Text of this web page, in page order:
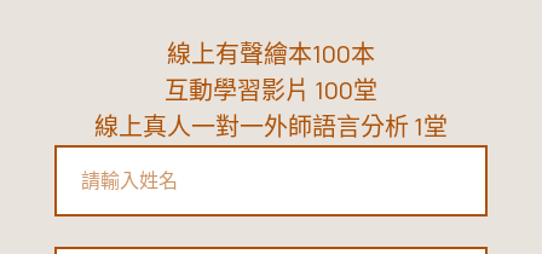
線上有聲繪本100本
互動學習影片 100堂
線上真人一對一外師語言分析 1堂